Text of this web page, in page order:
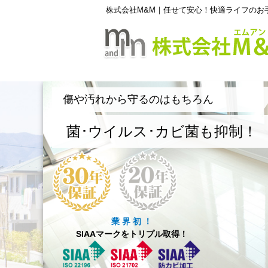
株式会社M&M｜任せて安心！快適ライフのお
傷や汚れから守るのはもちろん
菌･ウイルス･カビ菌も抑制！
業 界 初 ！
SIAAマークをトリプル取得！